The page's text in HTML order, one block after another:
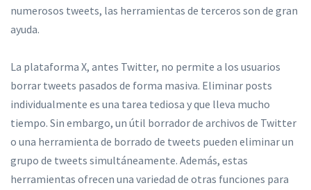
numerosos tweets, las herramientas de terceros son de gran
ayuda.
La plataforma X, antes Twitter, no permite a los usuarios
borrar tweets pasados de forma masiva. Eliminar posts
individualmente es una tarea tediosa y que lleva mucho
tiempo. Sin embargo, un útil borrador de archivos de Twitter
o una herramienta de borrado de tweets pueden eliminar un
grupo de tweets simultáneamente. Además, estas
herramientas ofrecen una variedad de otras funciones para